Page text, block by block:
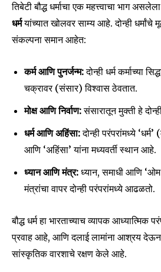
SUBSCRIBERS and
conversation.
To subscribe, simply enter your email
तिबेटी बौद्ध धर्माचा एक महत्त्वाचा भाग
धर्मयांच्यात खोलवर साम्य आहे. दोन्ही
संकल्पना समान आहेत:
कर्म आणि पुनर्जन्म:दोन्ही धर्म कर्माच्या
चक्रावर (संसार) विश्वास ठेवतात.
मोक्ष आणि निर्वाण:संसारातून मुक्ती हे
धर्म आणि अहिंसा:दोन्ही परंपरांमध्ये
आणि ‘अहिंसा’ यांना मध्यवर्ती स्थान आहे.
ध्यान आणि मंत्र: ध्यान, समाधी आणि
मंत्रांचा वापर दोन्ही परंपरांमध्ये आढळतो.
बौद्ध धर्म हा भारताच्याच व्यापक
प्रवाह आहे, आणि दलाई लामांना आश्रय
सांस्कृतिक वारशाचे रक्षण केले आहे.